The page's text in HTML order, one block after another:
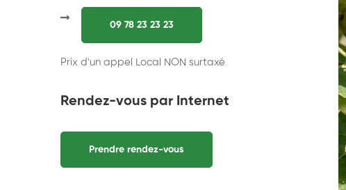
09 78 23 23 23
Prix d'un appel Local NON surtaxé
Rendez-vous par Internet
Prendre rendez-vous